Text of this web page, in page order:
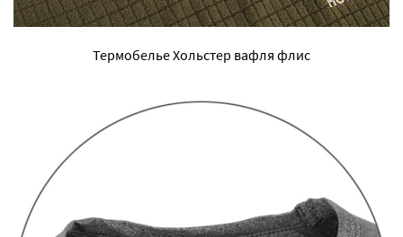
Термобелье Хольстер вафля флис